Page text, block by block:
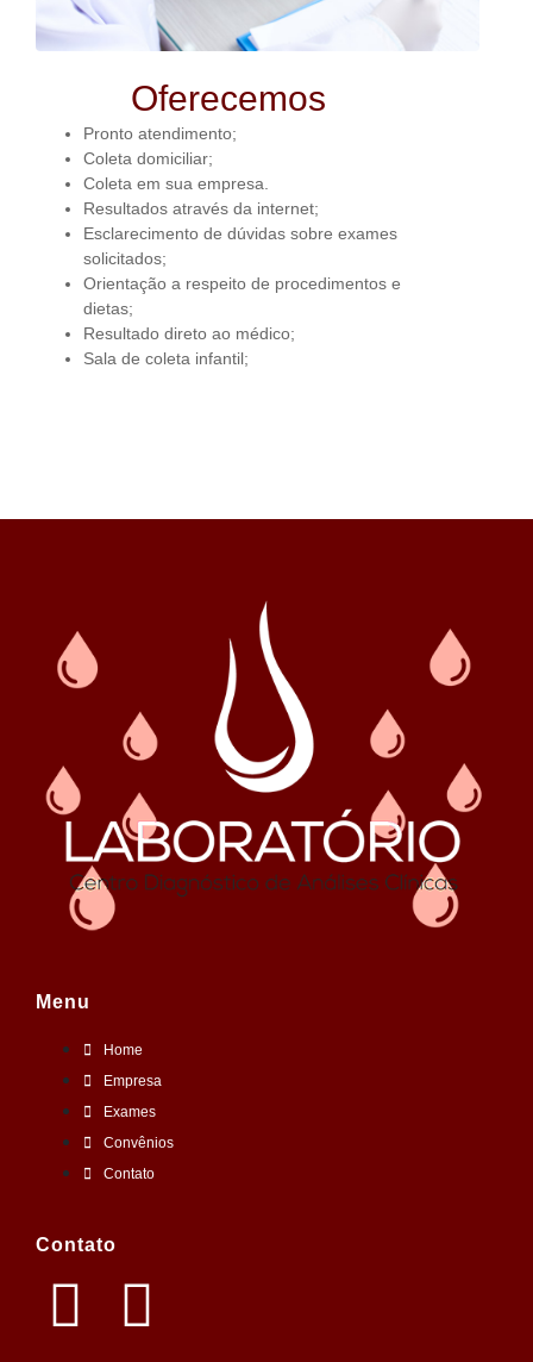
Oferecemos
Pronto atendimento;
Coleta domiciliar;
Coleta em sua empresa.
Resultados através da internet;
Esclarecimento de dúvidas sobre exames
solicitados;
Orientação a respeito de procedimentos e
dietas;
Resultado direto ao médico;
Sala de coleta infantil;
Menu
Home
Empresa
Exames
Convênios
Contato
Contato